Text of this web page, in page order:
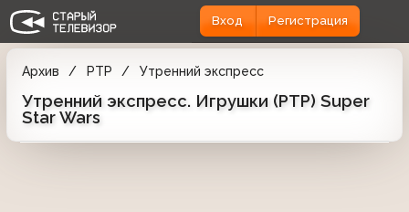
Вход Регистрация
Архив РТР Утренний экспресс
Утренний экспресс. Игрушки (РТР) Super
Star Wars